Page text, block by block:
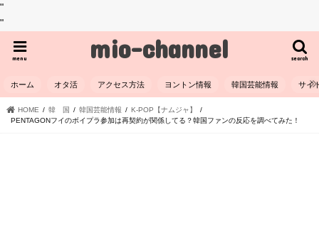
"
"
mio-channel search
menu
ホーム オタ活 アクセス方法 ヨントン情報 韓国芸能情報 サイ
HOME 韓 国 韓国芸能情報
K-POP【ナムジャ】
PENTAGONフイのボイプラ参加は再契約が関係してる？韓国ファンの反応を調べてみた！